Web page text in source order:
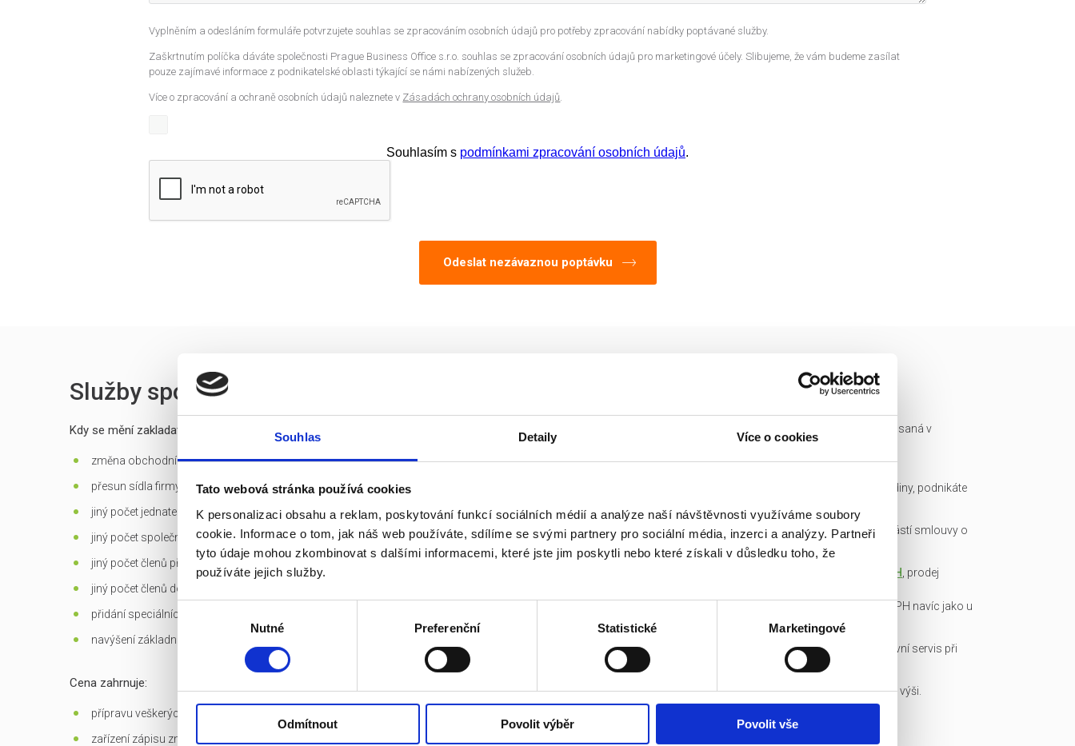
Souhlas Detaily Více o cookies
Tato webová stránka používá cookies
K personalizaci obsahu a reklam, poskytování funkcí sociálních médií a analýze naší návštěvnosti využíváme soubory
cookie. Informace o tom, jak náš web používáte, sdílíme se svými partnery pro sociální média, inzerci a analýzy. Partneři
tyto údaje mohou zkombinovat s dalšími informacemi, které jste jim poskytli nebo které získali v důsledku toho, že
používáte jejich služby.
Výběr
Nutné Preferenční Statistické Marketingové
Odmítnout Povolit výběr Povolit vše
Vyplněním a odesláním formuláře potvrzujete souhlas se zpracováním osobních údajů pro potřeby zpracování nabídky poptávané služby.
Zaškrtnutím políčka dáváte společnosti Prague Business Office s.r.o. souhlas se zpracování osobních údajů pro marketingové účely. Slibujeme, že vám budeme zasílat
pouze zajímavé informace z podnikatelské oblasti týkající se námi nabízených služeb.
Více o zpracování a ochraně osobních údajů naleznete v Zásadách ochrany osobních údajů.
Souhlasím s podmínkami zpracování osobních údajů.
Služby spojené s prodejem
Kdy se mění zakladatelská listina?
změna obchodní firmy (jména) společnosti
přesun sídla firmy mimo Prahu
jiný počet jednatelů než 1 - u s.r.o.
jiný počet společníků než 1 - jen u s.r.o. založených do roku 2013 včetně
jiný počet členů představenstva než 1 v případě jediného akcionáře, než 3 v případě více akcionářů - u a.s.
jiný počet členů dozorčí rady než 3 - u a.s.
přidání speciálních
navýšení základního kapitálu
Cena zahrnuje:
přípravu veškerých dokumentů potřebných k převodu
zařízení zápisu změn do OR
Ready made společnost je zapsaná v
obchodním rejstříku a má IČ.
společnosti připravíme do hodiny, podnikáte
Garance bezdlužnosti je součástí smlouvy o
převodu obchodního podílu.
DPH , prodej
osvobozen, není nutné platit DPH navíc jako u
konkurence!
Veškerou administrativu a právní servis při
koupi/přepisu zařídíme my!
Základní kapitál splacen v plné výši.